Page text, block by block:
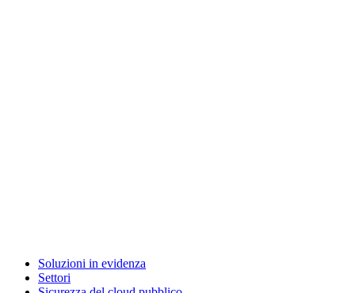
Soluzioni in evidenza
Settori